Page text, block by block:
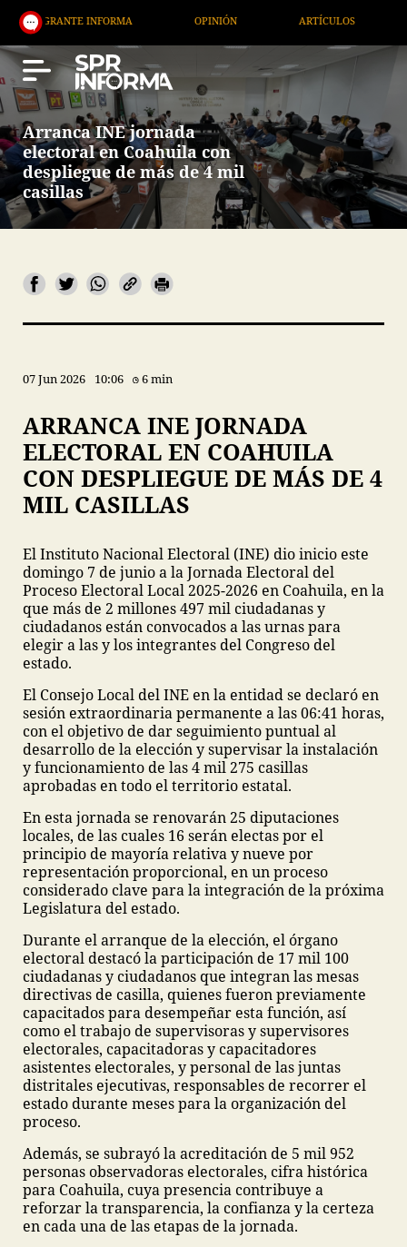
INFORMA ARTÍCULOS
Arranca INE jornada
electoral en Coahuila con
despliegue de más de 4 mil
casillas
07 Jun 2026 10:06 6 min
ARRANCA INE JORNADA
ELECTORAL EN COAHUILA
CON DESPLIEGUE DE MÁS DE 4
MIL CASILLAS
El Instituto Nacional Electoral (INE) dio inicio este
domingo 7 de junio a la Jornada Electoral del
Proceso Electoral Local 2025-2026 en Coahuila, en la
que más de 2 millones 497 mil ciudadanas y
ciudadanos están convocados a las urnas para
elegir a las y los integrantes del Congreso del
estado.
El Consejo Local del INE en la entidad se declaró en
sesión extraordinaria permanente a las 06:41 horas,
con el objetivo de dar seguimiento puntual al
desarrollo de la elección y supervisar la instalación
y funcionamiento de las 4 mil 275 casillas
aprobadas en todo el territorio estatal.
En esta jornada se renovarán 25 diputaciones
locales, de las cuales 16 serán electas por el
principio de mayoría relativa y nueve por
representación proporcional, en un proceso
considerado clave para la integración de la próxima
Legislatura del estado.
Durante el arranque de la elección, el órgano
electoral destacó la participación de 17 mil 100
ciudadanas y ciudadanos que integran las mesas
directivas de casilla, quienes fueron previamente
capacitados para desempeñar esta función, así
como el trabajo de supervisoras y supervisores
electorales, capacitadoras y capacitadores
asistentes electorales, y personal de las juntas
distritales ejecutivas, responsables de recorrer el
estado durante meses para la organización del
proceso.
Además, se subrayó la acreditación de 5 mil 952
personas observadoras electorales, cifra histórica
para Coahuila, cuya presencia contribuye a
reforzar la transparencia, la confianza y la certeza
en cada una de las etapas de la jornada.